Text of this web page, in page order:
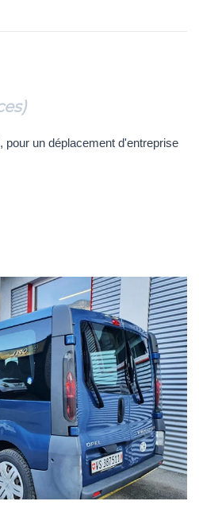
pour un déplacement d'entreprise